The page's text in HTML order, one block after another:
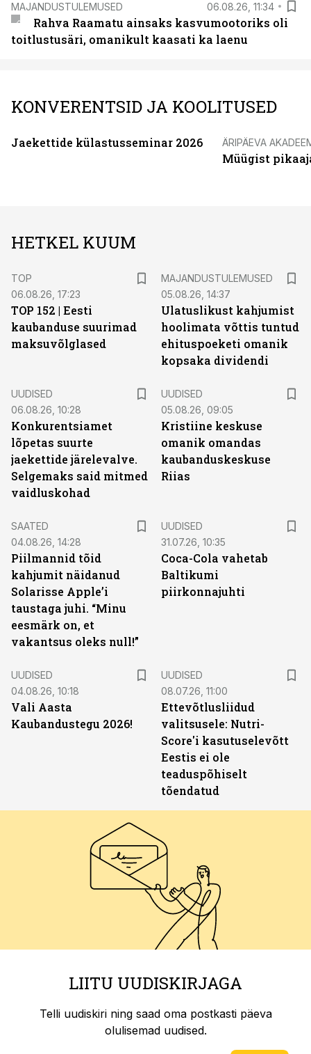
MAJANDUSTULEMUSED 06.08.26, 11:34
Rahva Raamatu ainsaks kasvumootoriks oli
toitlustusäri, omanikult kaasati ka laenu
KONVERENTSID JA KOOLITUSED
Jaekettide külastusseminar 2026 ÄRIPÄEVA
Müügist
HETKEL KUUM
TOP
06.08.26, 17:23
TOP 152 | Eesti
kaubanduse suurimad
maksuvõlglased
MAJANDUSTULEMUSED
05.08.26, 14:37
Ulatuslikust kahjumist
hoolimata võttis tuntud
ehituspoeketi omanik
kopsaka dividendi
UUDISED
06.08.26, 10:28
Konkurentsiamet
lõpetas suurte
jaekettide järelevalve.
Selgemaks said mitmed
vaidluskohad
UUDISED
05.08.26, 09:05
Kristiine keskuse
omanik omandas
kaubanduskeskuse
Riias
SAATED
04.08.26, 14:28
Piilmannid tõid
kahjumit näidanud
Solarisse Apple’i
taustaga juhi. “Minu
eesmärk on, et
vakantsus oleks null!”
UUDISED
31.07.26, 10:35
Coca-Cola vahetab
Baltikumi
piirkonnajuhti
UUDISED
04.08.26, 10:18
Vali Aasta
Kaubandustegu 2026!
UUDISED
08.07.26, 11:00
Ettevõtlusliidud
valitsusele: Nutri-
Score'i kasutuselevõtt
Eestis ei ole
teaduspõhiselt
tõendatud
LIITU UUDISKIRJAGA
Telli uudiskiri ning saad oma postkasti päeva
olulisemad uudised.